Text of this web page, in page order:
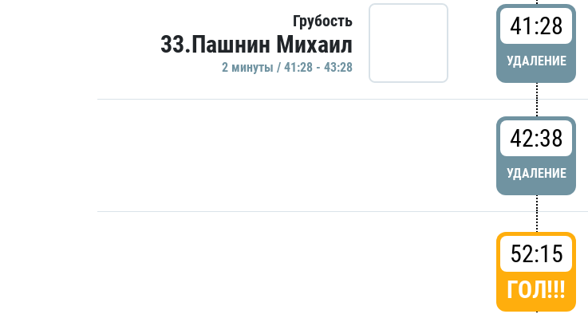
Грубость
33.Пашнин Михаил
2 минуты / 41:28 - 43:28
41:28
УДАЛЕНИЕ
42:38
УДАЛЕНИЕ
52:15
ГОЛ!!!